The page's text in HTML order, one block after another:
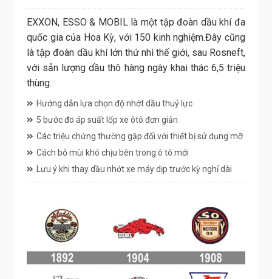
EXXON, ESSO & MOBIL là một tập đoàn dầu khí đa
quốc gia của Hoa Kỳ, với 150 kinh nghiệm.Đây cũng
là tập đoàn dầu khí lớn thứ nhì thế giới, sau Rosneft,
với sản lượng dầu thô hàng ngày khai thác 6,5 triệu
thùng.
Hướng dẫn lựa chọn độ nhớt dầu thuỷ lực
5 bước đo áp suất lốp xe ôtô đơn giản
Các triệu chứng thường gặp đối với thiết bị sử dụng mỡ
Cách bỏ mùi khó chịu bên trong ô tô mới
Lưu ý khi thay dầu nhớt xe máy dịp trước kỳ nghỉ dài